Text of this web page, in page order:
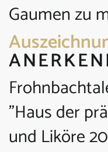
Gaumen zu
"Haus der
und Liköre